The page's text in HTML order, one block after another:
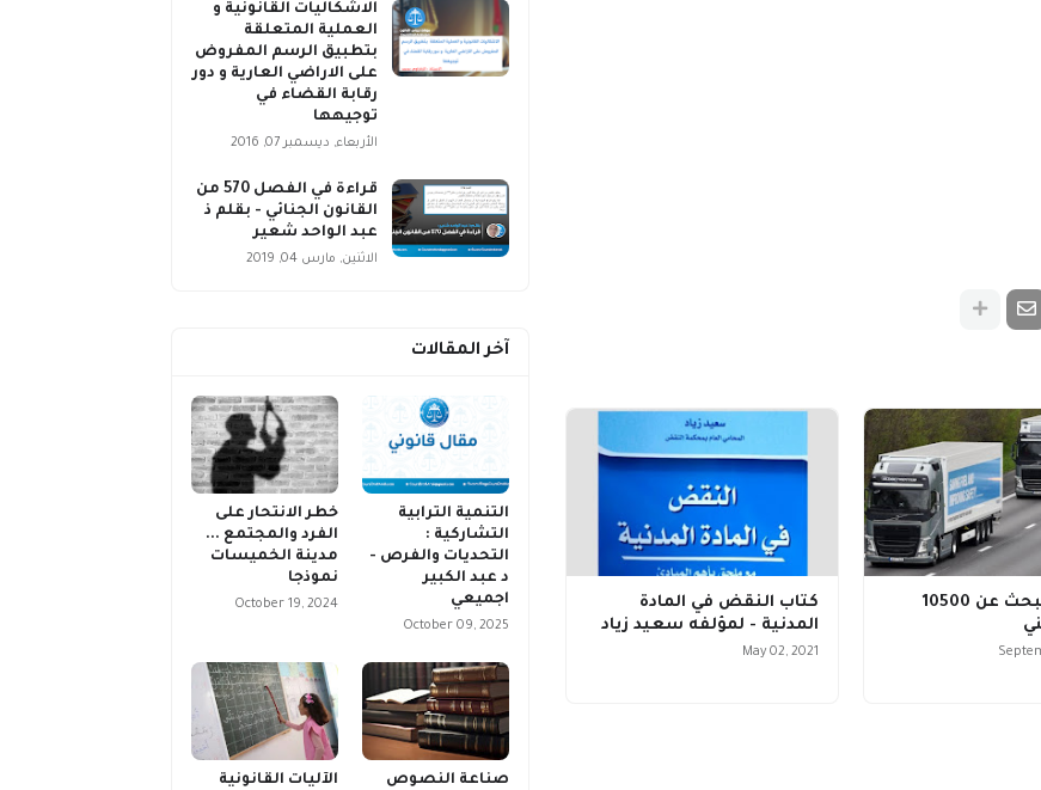
بريطانيا تبحث عن 10500
كتاب النقض في المادة
المدنية - لمؤلفه سعيد زياد
May 02, 2021
الاشكاليات القانونية و
العملية المتعلقة
بتطبيق الرسم المفروض
على الاراضي العارية و دور
رقابة القضاء في
توجيهها
الأربعاء, ديسمبر 07, 2016
قراءة في الفصل 570 من
القانون الجنائي - بقلم ذ
عبد الواحد شعير
الاثنين, مارس 04, 2019
آخر المقالات
التنمية الترابية
التشاركية :
التحديات والفرص -
د عبد الكبير
اجميعي
October 09, 2025
خطر الانتحار على
الفرد والمجتمع ...
مدينة الخميسات
نموذجا
October 19, 2024
صناعة النصوص
الآليات القانونية